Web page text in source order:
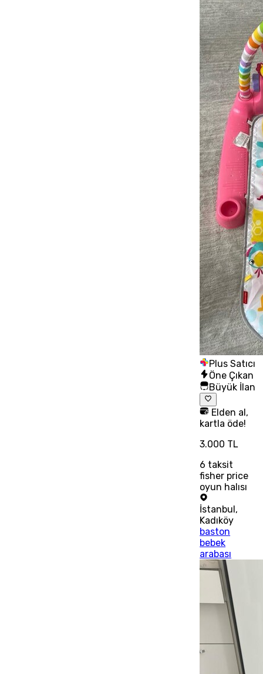
Plus Satıcı
Öne Çıkan
Büyük İlan
Elden al,
kartla öde!
3.000 TL
6 taksit
fisher price
oyun halısı
İstanbul,
Kadıköy
baston
bebek
arabası